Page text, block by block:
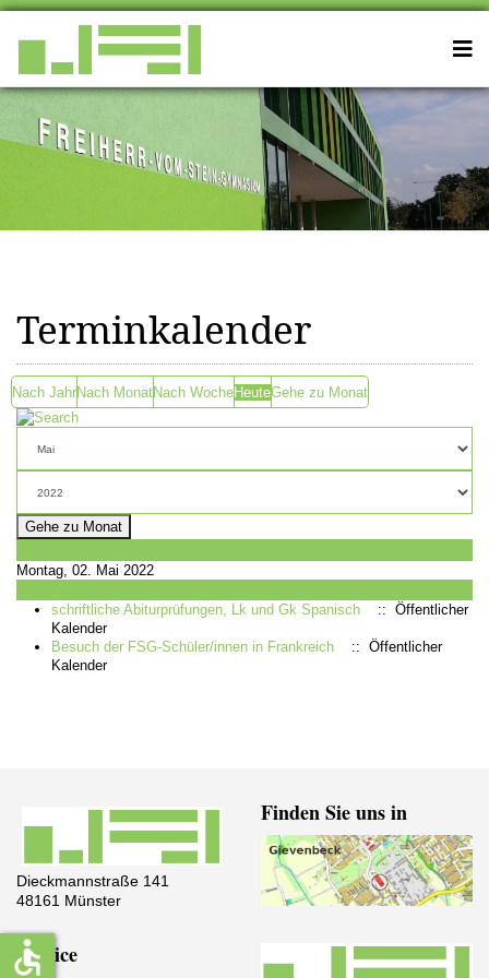
Terminkalender
Nach JahrNach MonatNach WocheHeuteGehe zu Monat
Gehe zu Monat
Montag, 02. Mai 2022
schriftliche Abiturprüfungen, Lk und Gk Spanisch
:: Öffentlicher
Kalender
Besuch der FSG-Schüler/innen in Frankreich
:: Öffentlicher
Kalender
Dieckmannstraße 141
48161 Münster
Finden Sie uns in
Service
accessible